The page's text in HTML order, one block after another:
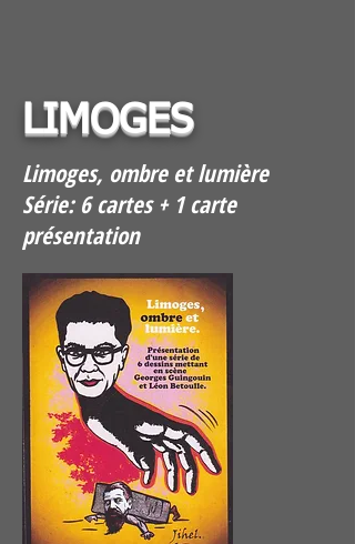
LIMOGES
Limoges, ombre et lumière
Série: 6 cartes + 1 carte
présentation